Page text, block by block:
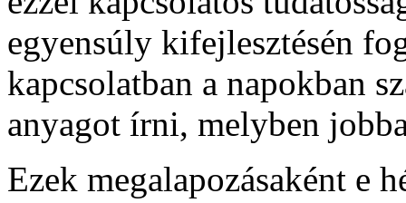
egyensúly kifejlesztésén
kapcsolatban a napokban
anyagot írni, melyben
Ezek megalapozásaként e